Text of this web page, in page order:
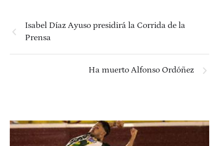
Isabel Díaz Ayuso presidirá la Corrida de la
Prensa
Ha muerto Alfonso Ordóñez